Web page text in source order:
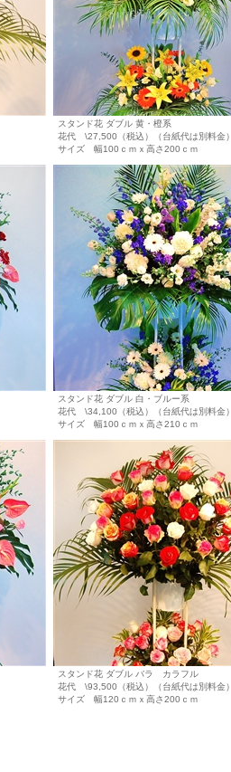
スタンド花 ダブル 黄・橙系
花代 \27,500（税込）（台紙代は別料金）
サイズ 幅100ｃｍｘ高さ200ｃｍ
スタンド花 ダブル 白・ブルー系
花代 \34,100（税込）（台紙代は別料金）
サイズ 幅100ｃｍｘ高さ210ｃｍ
スタンド花 ダブル バラ カラフル
花代 \93,500（税込）（台紙代は別料金）
サイズ 幅120ｃｍｘ高さ200ｃｍ